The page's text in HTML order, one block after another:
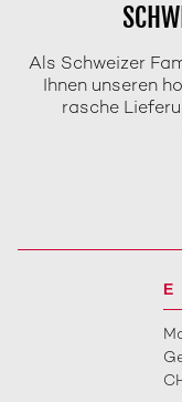
Als Schweizer
Ihnen unseren
rasche